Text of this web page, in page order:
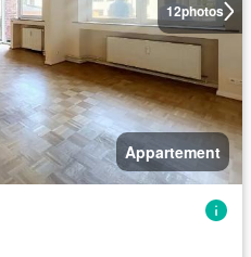
12photos
Appartement